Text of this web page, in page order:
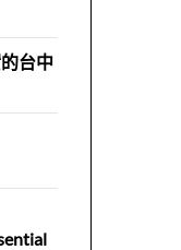
台中